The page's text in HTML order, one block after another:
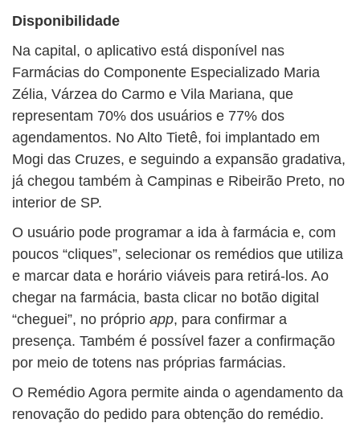
Disponibilidade
Na capital, o aplicativo está disponível nas
Farmácias do Componente Especializado Maria
Zélia, Várzea do Carmo e Vila Mariana, que
representam 70% dos usuários e 77% dos
agendamentos. No Alto Tietê, foi implantado em
Mogi das Cruzes, e seguindo a expansão gradativa,
já chegou também à Campinas e Ribeirão Preto, no
interior de SP.
O usuário pode programar a ida à farmácia e, com
poucos “cliques”, selecionar os remédios que utiliza
e marcar data e horário viáveis para retirá-los. Ao
chegar na farmácia, basta clicar no botão digital
“cheguei”, no próprio app, para confirmar a
presença. Também é possível fazer a confirmação
por meio de totens nas próprias farmácias.
O Remédio Agora permite ainda o agendamento da
renovação do pedido para obtenção do remédio.